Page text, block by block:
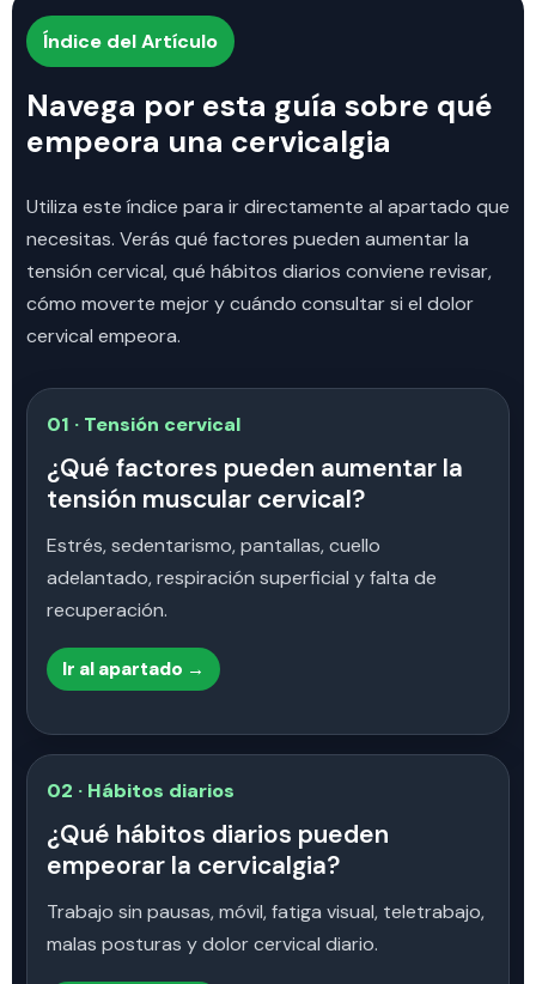
Índice del Artículo
Navega por esta guía sobre qué
empeora una cervicalgia
Utiliza este índice para ir directamente al apartado que
necesitas. Verás qué factores pueden aumentar la
tensión cervical, qué hábitos diarios conviene revisar,
cómo moverte mejor y cuándo consultar si el dolor
cervical empeora.
01 · Tensión cervical
¿Qué factores pueden aumentar la
tensión muscular cervical?
Estrés, sedentarismo, pantallas, cuello
adelantado, respiración superficial y falta de
recuperación.
Ir al apartado →
02 · Hábitos diarios
¿Qué hábitos diarios pueden
empeorar la cervicalgia?
Trabajo sin pausas, móvil, fatiga visual, teletrabajo,
malas posturas y dolor cervical diario.